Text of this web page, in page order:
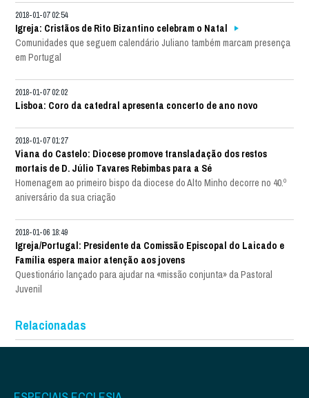
2018-01-07 02:54
Igreja: Cristãos de Rito Bizantino celebram o Natal
Comunidades que seguem calendário Juliano também marcam presença
em Portugal
2018-01-07 02:02
Lisboa: Coro da catedral apresenta concerto de ano novo
2018-01-07 01:27
Viana do Castelo: Diocese promove transladação dos restos
mortais de D. Júlio Tavares Rebimbas para a Sé
Homenagem ao primeiro bispo da diocese do Alto Minho decorre no 40.º
aniversário da sua criação
2018-01-06 18:49
Igreja/Portugal: Presidente da Comissão Episcopal do Laicado e
Família espera maior atenção aos jovens
Questionário lançado para ajudar na «missão conjunta» da Pastoral
Juvenil
Relacionadas